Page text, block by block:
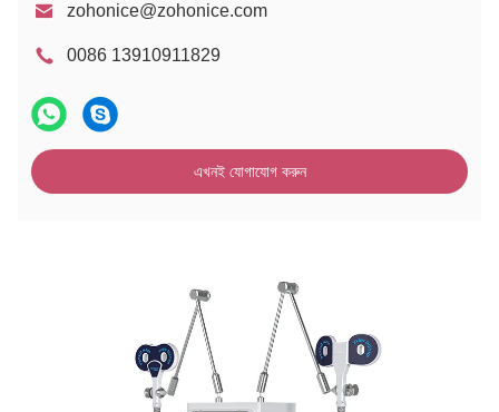
zohonice@zohonice.com
0086 13910911829
এখনই যোগাযোগ করুন